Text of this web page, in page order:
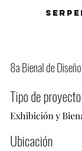
8a Bienal de
Tipo de proyecto
Exhibición y
Ubicación